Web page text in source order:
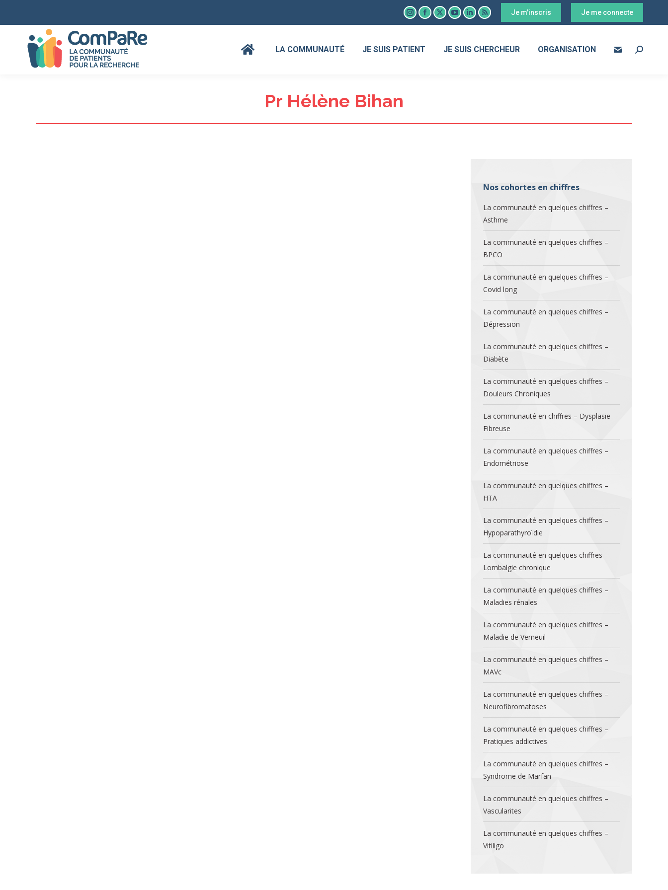
Instagram
opens
Facebook
opens
X
opens
YouTube
opens
LinkedIn
opens
RSS
opens
Je m'inscris Je me connecte
LA COMMUNAUTÉ JE SUIS PATIENT JE SUIS CHERCHEUR ORGANISATION Search:
Pr Hélène Bihan
Nos cohortes en chiffres
La communauté en quelques chiffres –
Asthme
La communauté en quelques chiffres –
BPCO
La communauté en quelques chiffres –
Covid long
La communauté en quelques chiffres –
Dépression
La communauté en quelques chiffres –
Diabète
La communauté en quelques chiffres –
Douleurs Chroniques
La communauté en chiffres – Dysplasie
Fibreuse
La communauté en quelques chiffres –
Endométriose
La communauté en quelques chiffres –
HTA
La communauté en quelques chiffres –
Hypoparathyroïdie
La communauté en quelques chiffres –
Lombalgie chronique
La communauté en quelques chiffres –
Maladies rénales
La communauté en quelques chiffres –
Maladie de Verneuil
La communauté en quelques chiffres –
MAVc
La communauté en quelques chiffres –
Neurofibromatoses
La communauté en quelques chiffres –
Pratiques addictives
La communauté en quelques chiffres –
Syndrome de Marfan
La communauté en quelques chiffres –
Vascularites
La communauté en quelques chiffres –
Vitiligo